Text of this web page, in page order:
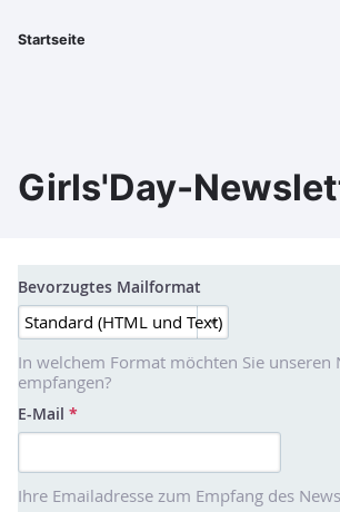
zum
Startseite
Girls'Day-
Bevorzugtes Mailformat
In welchem Format möchten Sie unseren
empfangen?
E-Mail *
Ihre Emailadresse zum Empfang des